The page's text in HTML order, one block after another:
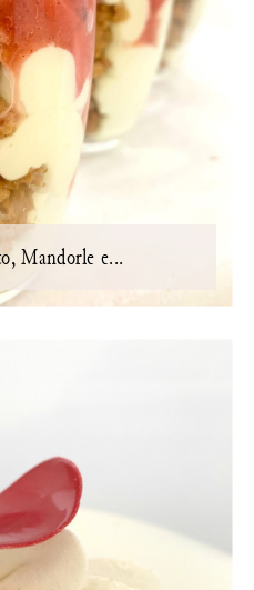
Mandorle e...